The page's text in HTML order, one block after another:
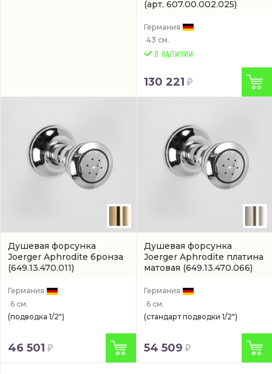
(арт. 607.00.002.025)
Германия
43 см.
130 221
Душевая форсунка
Joerger Aphrodite бронза
(649.13.470.011)
Германия
6 см.
(подводка 1/2")
46 501
Душевая форсунка
Joerger Aphrodite платина
матовая (649.13.470.066)
Германия
6 см.
(стандарт подводки 1/2")
54 509